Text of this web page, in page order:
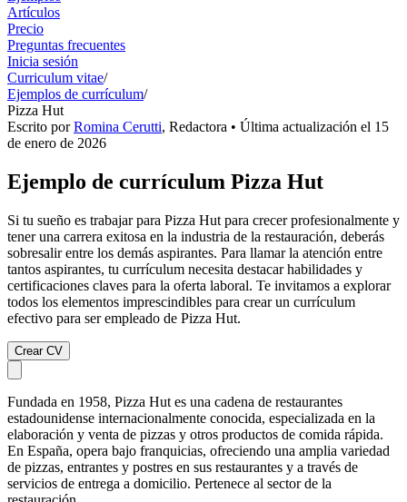
Artículos
Precio
Preguntas frecuentes
Inicia sesión
Curriculum vitae/
Ejemplos de currículum/
Pizza Hut
Escrito porRomina Cerutti, Redactora • Última actualización el 15
de enero de 2026
Ejemplo de currículum Pizza Hut
Si tu sueño es trabajar para Pizza Hut para crecer profesionalmente y
tener una carrera exitosa en la industria de la restauración, deberás
sobresalir entre los demás aspirantes. Para llamar la atención entre
tantos aspirantes, tu currículum necesita destacar habilidades y
certificaciones claves para la oferta laboral. Te invitamos a explorar
todos los elementos imprescindibles para crear un currículum
efectivo para ser empleado de Pizza Hut.
Crear CV
Fundada en 1958, Pizza Hut es una cadena de restaurantes
estadounidense internacionalmente conocida, especializada en la
elaboración y venta de pizzas y otros productos de comida rápida.
En España, opera bajo franquicias, ofreciendo una amplia variedad
de pizzas, entrantes y postres en sus restaurantes y a través de
servicios de entrega a domicilio. Pertenece al sector de la